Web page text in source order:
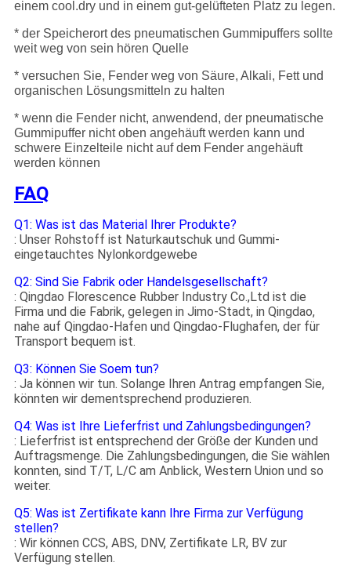
einem cool.dry und in einem gut-gelüfteten Platz zu legen.
* der Speicherort des pneumatischen Gummipuffers sollte
weit weg von sein hören Quelle
* versuchen Sie, Fender weg von Säure, Alkali, Fett und
organischen Lösungsmitteln zu halten
* wenn die Fender nicht, anwendend, der pneumatische
Gummipuffer nicht oben angehäuft werden kann und
schwere Einzelteile nicht auf dem Fender angehäuft
werden können
FAQ
Q1: Was ist das Material Ihrer Produkte?
: Unser Rohstoff ist Naturkautschuk und Gummi-
eingetauchtes Nylonkordgewebe
Q2: Sind Sie Fabrik oder Handelsgesellschaft?
: Qingdao Florescence Rubber Industry Co.,Ltd ist die
Firma und die Fabrik, gelegen in Jimo-Stadt, in Qingdao,
nahe auf Qingdao-Hafen und Qingdao-Flughafen, der für
Transport bequem ist.
Q3: Können Sie Soem tun?
: Ja können wir tun. Solange Ihren Antrag empfangen Sie,
könnten wir dementsprechend produzieren.
Q4: Was ist Ihre Lieferfrist und Zahlungsbedingungen?
: Lieferfrist ist entsprechend der Größe der Kunden und
Auftragsmenge. Die Zahlungsbedingungen, die Sie wählen
konnten, sind T/T, L/C am Anblick, Western Union und so
weiter.
Q5: Was ist Zertifikate kann Ihre Firma zur Verfügung
stellen?
: Wir können CCS, ABS, DNV, Zertifikate LR, BV zur
Verfügung stellen.